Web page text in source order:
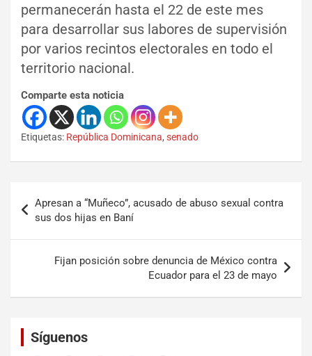
permanecerán hasta el 22 de este mes
para desarrollar sus labores de supervisión
por varios recintos electorales en todo el
territorio nacional.
Comparte esta noticia
Etiquetas: República Dominicana, senado
Apresan a “Muñeco”, acusado de abuso sexual contra
sus dos hijas en Baní
Fijan posición sobre denuncia de México contra
Ecuador para el 23 de mayo
Síguenos